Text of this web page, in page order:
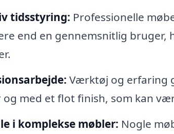
tidsstyring: Professionelle
end en gennemsnitlig
Værktøj og erfaring
og med et flot finish, som kan
i komplekse møbler: Nogle